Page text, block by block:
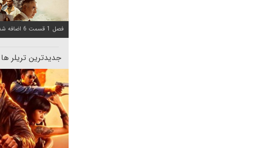
فصل 1 قسمت 6 اضافه شد
جدیدترین تریلر ها